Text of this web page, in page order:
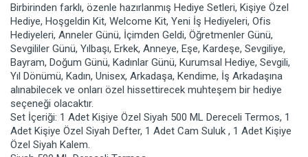
Birbirinden farklı, özenle hazırlanmış Hediye Setleri, Kişiye Özel
Hediye, Hoşgeldin Kit, Welcome Kit, Yeni İş Hediyeleri, Ofis
Hediyeleri, Anneler Günü, İçimden Geldi, Öğretmenler Günü,
Sevgililer Günü, Yılbaşı, Erkek, Anneye, Eşe, Kardeşe, Sevgiliye,
Bayram, Doğum Günü, Kadınlar Günü, Kurumsal Hediye, Sevgili,
Yıl Dönümü, Kadın, Unisex, Arkadaşa, Kendime, İş Arkadaşına
alınabilecek ve onları özel hissettirecek muhteşem bir hediye
seçeneği olacaktır.
Set İçeriği: 1 Adet Kişiye Özel Siyah 500 ML Dereceli Termos, 1
Adet Kişiye Özel Siyah Defter, 1 Adet Cam Suluk , 1 Adet Kişiye
Özel Siyah Kalem.